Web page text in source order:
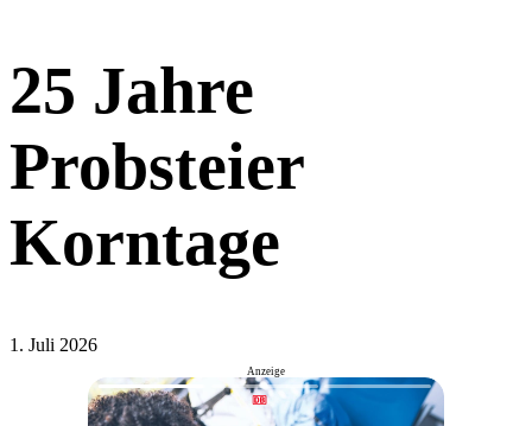
25 Jahre
Probsteier
Korntage
1. Juli 2026
Anzeige